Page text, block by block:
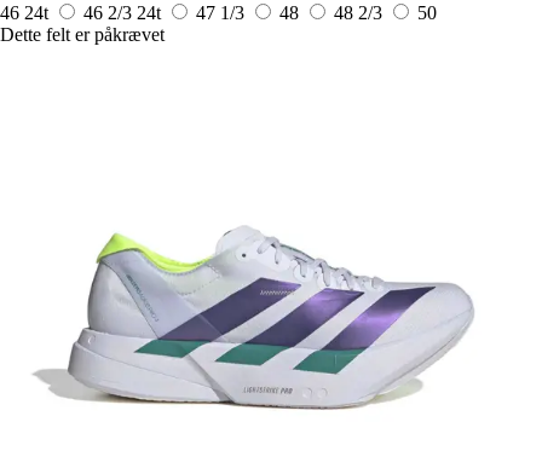
46 24t 46 2/3 24t 47 1/3 48 48 2/3
50
Dette felt er påkrævet